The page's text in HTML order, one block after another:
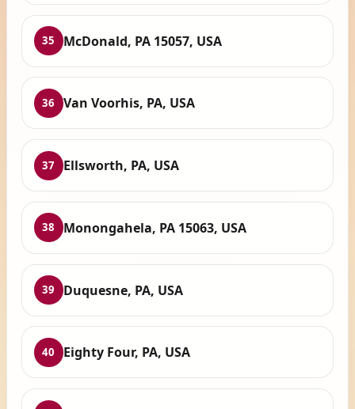
35 McDonald, PA 15057, USA
36 Van Voorhis, PA, USA
37 Ellsworth, PA, USA
38 Monongahela, PA 15063, USA
39 Duquesne, PA, USA
40 Eighty Four, PA, USA